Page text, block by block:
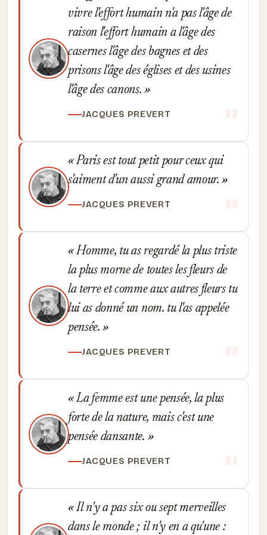
vivre l'effort humain n'a pas l'âge de
raison l'effort humain a l'âge des
casernes l'âge des bagnes et des
prisons l'âge des églises et des usines
l'âge des canons.
JACQUES PREVERT
Paris est tout petit pour ceux qui
s'aiment d'un aussi grand amour.
JACQUES PREVERT
Homme, tu as regardé la plus triste
la plus morne de toutes les fleurs de
la terre et comme aux autres fleurs tu
lui as donné un nom. tu l'as appelée
pensée.
JACQUES PREVERT
La femme est une pensée, la plus
forte de la nature, mais c'est une
pensée dansante.
JACQUES PREVERT
Il n'y a pas six ou sept merveilles
dans le monde ; il n'y en a qu'une :